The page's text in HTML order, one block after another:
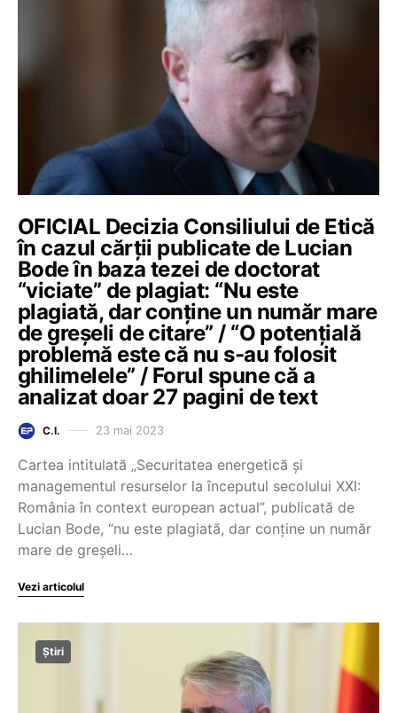
OFICIAL Decizia Consiliului de Etică
în cazul cărții publicate de Lucian
Bode în baza tezei de doctorat
“viciate” de plagiat: “Nu este
plagiată, dar conține un număr mare
de greșeli de citare” / “O potențială
problemă este că nu s-au folosit
ghilimelele” / Forul spune că a
analizat doar 27 pagini de text
C.I. 23 mai 2023
Cartea intitulată „Securitatea energetică şi
managementul resurselor la începutul secolului XXI:
România în context european actual”, publicată de
Lucian Bode, “nu este plagiată, dar conține un număr
mare de greșeli…
Vezi articolul
Știri